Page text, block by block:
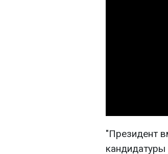
"Президент